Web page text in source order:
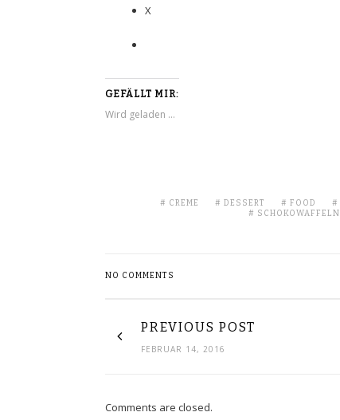
X
GEFÄLLT MIR:
Wird geladen …
CREME DESSERT FOOD
SCHOKOWAFFELN
NO COMMENTS
PREVIOUS POST
FEBRUAR 14, 2016
Comments are closed.